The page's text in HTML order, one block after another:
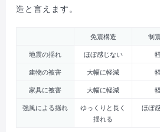
造と言えます。
免震構造 制
地震の揺れ
ほぼ感じない
建物の被害
大幅に軽減
家具に被害
大幅に軽減
強風による揺れ
ゆっくりと長く
揺れる
ほぼ